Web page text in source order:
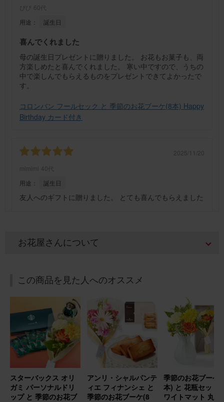
ぴび 60代
用途：
誕生日
喜んでくれました
母の誕生日プレゼントに贈りました。 お花もお菓子も、両
方楽しめたと喜んでくれました。 寒い中ですので、うちの
中で楽しんでもらえるものをプレゼントできてよかったで
す。
コロンバン フールセック と 季節のお花ブーケ(8本) Happy
Birthday カード付き
2025/11/20
mimimi
40代
用途：
誕生日
友人へのギフトに贈りました。 とても喜んでもらえました
ブルーミーユーザーさん 60代
とても素敵💕
とても品の良い感じのアレンジでした。 法事でお寺に納め
たのでお菓子は見られず残念でした。
コロンバン フールセック と 季節のお花ブーケ(3本) Gift
for you カード付き
お花屋さんについて
この商品を見た人へのオススメ
スターバックス オリ
ガミ パーソナルドリ
ップ と 季節のお花ブ
アンリ・シャルパンテ
ィエ フィナンシェ と
季節のお花ブーケ(8
季節のお花ブーケ
本) と 花瓶セット(
ワイトマット 丸型)